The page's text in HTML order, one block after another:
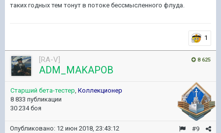
таких годных тем тонут в потоке бессмысленного флуда.
1
8 625
[RA-V]
ADM_MAKAPOB
Старший бета-тестер, Коллекционер
8 833 публикации
30 234 боя
#9
Опубликовано: 12 июн 2018, 23:43:12